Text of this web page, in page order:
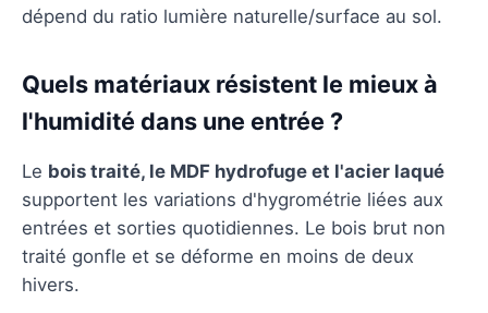
dépend du ratio lumière naturelle/surface au sol.
Quels matériaux résistent le mieux à
l'humidité dans une entrée ?
Le bois traité, le MDF hydrofuge et l'acier laqué
supportent les variations d'hygrométrie liées aux
entrées et sorties quotidiennes. Le bois brut non
traité gonfle et se déforme en moins de deux
hivers.